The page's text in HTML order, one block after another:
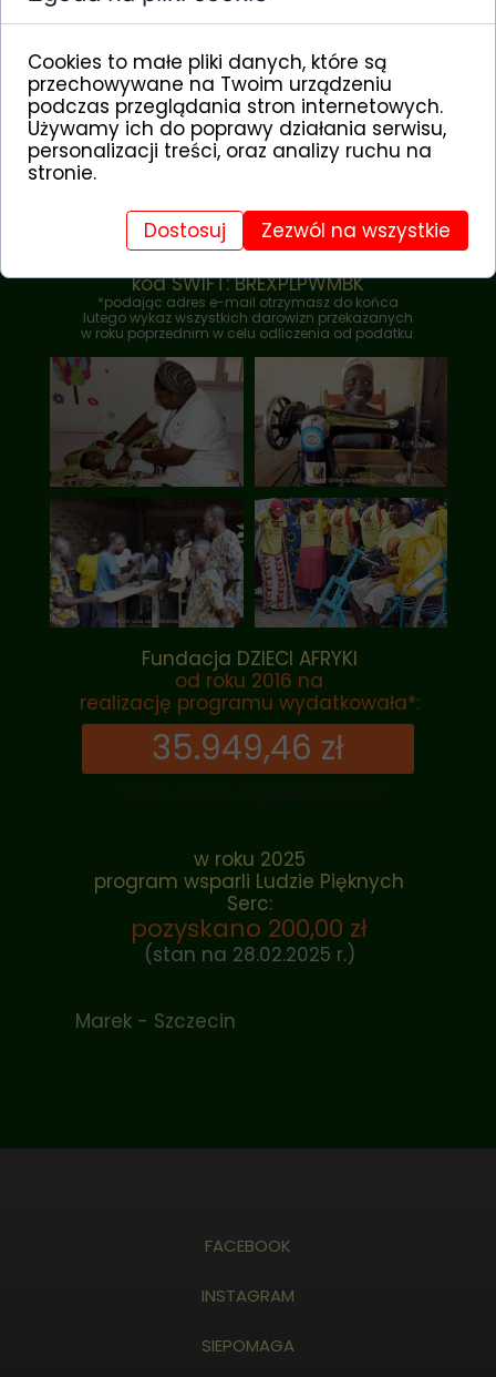
lub wykonaj przelew
darowizna CH1 - dom Talita Kum
(adres e-mail)*
kod SWIFT: BREXPLPWMBK
*podając adres e-mail otrzymasz do końca
lutego wykaz wszystkich darowizn przekazanych
w roku poprzednim w celu odliczenia od podatku
wpłać teraz przez Przelewy24.pl
35.949,46 zł
w roku 2025
program wsparli Ludzie Pięknych
Serc:
pozyskano 200,00 zł
(stan na 28.02.2025 r.)
Marek - Szczecin
niepełnosprawnym fizycznie:
Fundacja DZIECI AFRYKI
od roku 2016 na
realizację programu wydatkowała*:
FACEBOOK
INSTAGRAM
SIEPOMAGA
Cookies to małe pliki danych, które są
przechowywane na Twoim urządzeniu
podczas przeglądania stron internetowych.
Używamy ich do poprawy działania serwisu,
personalizacji treści, oraz analizy ruchu na
stronie.
Dostosuj Zezwól na wszystkie